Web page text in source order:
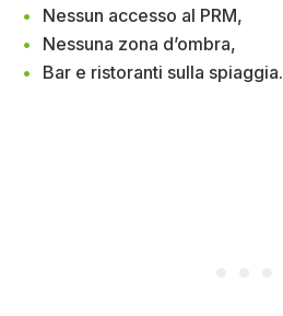
Nessun accesso al PRM,
Nessuna zona d’ombra,
Bar e ristoranti sulla spiaggia.